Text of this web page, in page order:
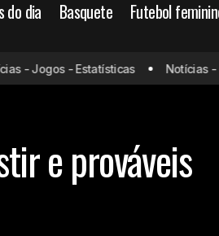
do dia Basquete Futebol
Jogos de hoje
Santos x São
prováveis
- Jogos - Estatísticas Notícias -
e prováveis